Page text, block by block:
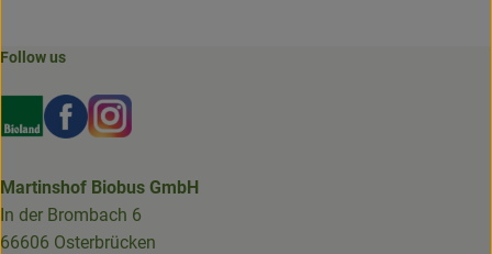
Follow us
Externer Link zu https://www.bioland.de/verbraucher
Externer Link zu https://www.facebook.com/
Externer Link zu https://www.instagram.com/
Martinshof Biobus GmbH
In der Brombach 6
66606 Osterbrücken